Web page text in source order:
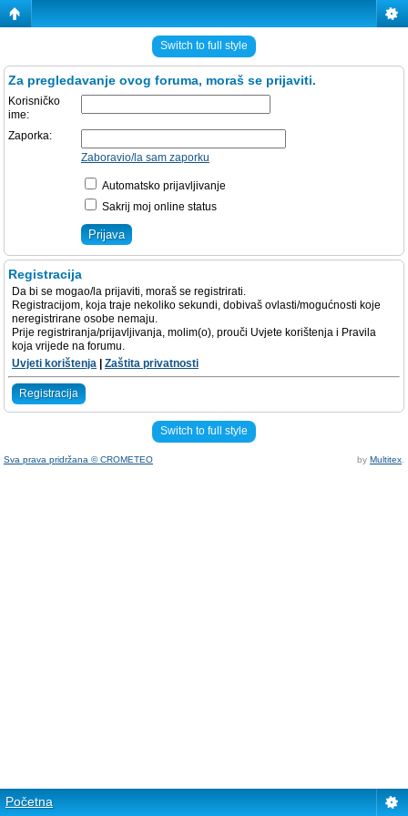
Switch to full style
Za pregledavanje ovog foruma, moraš se prijaviti.
Korisničko
ime:
Zaporka:
Zaboravio/la sam zaporku
Automatsko prijavljivanje
Sakrij moj online status
Registracija
Da bi se mogao/la prijaviti, moraš se registrirati.
Registracijom, koja traje nekoliko sekundi, dobivaš ovlasti/mogućnosti koje
neregistrirane osobe nemaju.
Prije registriranja/prijavljivanja, molim(o), prouči Uvjete korištenja i Pravila
koja vrijede na forumu.
Uvjeti korištenja
Zaštita privatnosti
Registracija
Switch to full style
Sva prava pridržana © CROMETEO by Multitex
Početna